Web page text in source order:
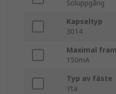
Soluppgång
Kapseltyp
3014
Maximal
150mA
Typ av fäste
Yta